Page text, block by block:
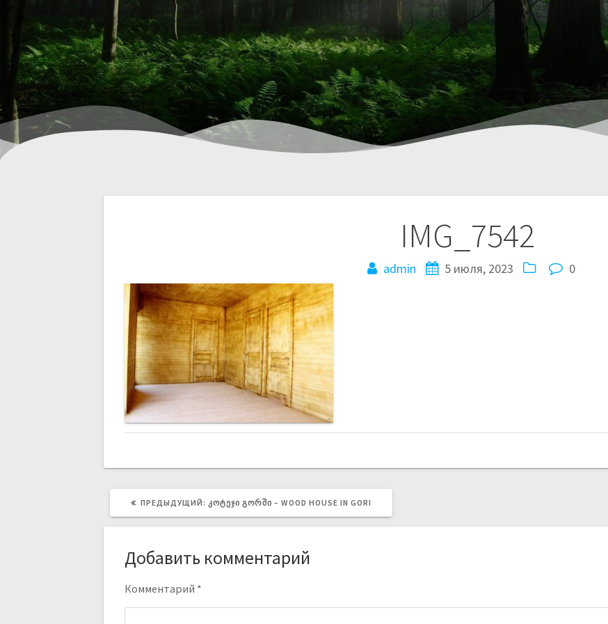
IMG_7542
admin 5 июля, 2023 0
ПРЕДЫДУЩИЙ: ᲙᲝᲢᲔᲯᲘ ᲒᲝᲠᲨᲘ – WOOD HOUSE IN GORI
Добавить комментарий
Комментарий *